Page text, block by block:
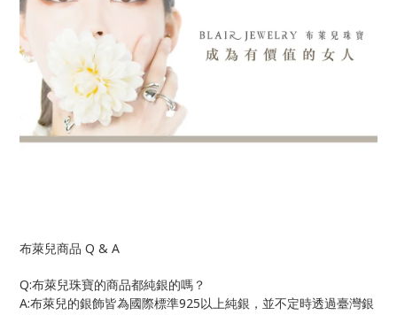
布萊兒商品 Q & A
Q:布萊兒珠寶的商品都純銀的嗎？
A:布萊兒的銀飾皆為國際標準925 以上純銀，並不定時透過臺灣銀